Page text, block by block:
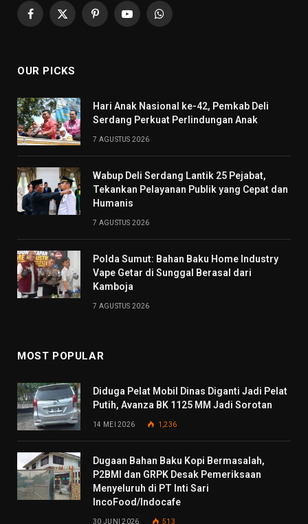
Facebook
X
PinterestYouTubeWhatsApp
OUR PICKS
Hari Anak Nasional ke-42, Pemkab Deli
Serdang Perkuat Perlindungan Anak
7 AGUSTUS 2026
Wabup Deli Serdang Lantik 25 Pejabat,
Tekankan Pelayanan Publik yang Cepat dan
Humanis
7 AGUSTUS 2026
Polda Sumut: Bahan Baku Home Industry
Vape Getar di Sunggal Berasal dari
Kamboja
7 AGUSTUS 2026
MOST POPULAR
Diduga Pelat Mobil Dinas Diganti Jadi Pelat
Putih, Avanza BK 1125 MM Jadi Sorotan
14 MEI 2026 1,236
Dugaan Bahan Baku Kopi Bermasalah,
P2BMI dan GRPK Desak Pemeriksaan
Menyeluruh di PT Inti Sari
IncoFood/Indocafe
30 JUNI 2026 513